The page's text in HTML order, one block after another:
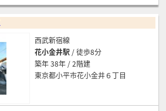
西武新宿線
花小金井駅 / 徒歩8分
築年 38年 / 2階建
東京都小平市花小金井６丁目